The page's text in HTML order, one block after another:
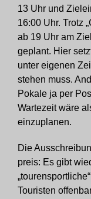
13 Uhr und
16:00 Uhr. Trotz
ab 19 Uhr am
geplant. Hier
unter eigenen
stehen muss.
Pokale ja per
Wartezeit wäre
einzuplanen.
Die
preis: Es gibt
Touristen